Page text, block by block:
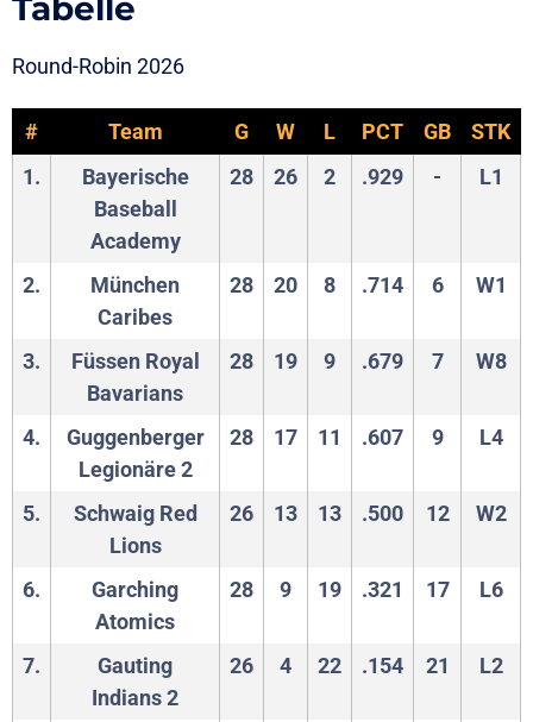
Round-Robin 2026
# Team G W L PCT GB
STK
1.
Bayerische
Baseball
Academy
28 26 2 .929 - L1
2.
München
Caribes
28 20 8 .714 6 W1
3.
Füssen Royal
Bavarians
28 19 9 .679 7 W8
4.
Guggenberger
Legionäre 2
28 17 11 .607 9 L4
5.
Schwaig Red
Lions
26 13 13 .500 12 W2
6.
Garching
Atomics
28 9 19 .321 17 L6
7.
Gauting
Indians 2
26 4 22 .154 21 L2